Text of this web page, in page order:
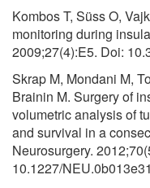
Kombos T, Süss O,
monitoring during
2009;27(4):E5. Doi:
Skrap M, Mondani M,
Brainin M. Surgery of
volumetric analysis of
and survival in a
Neurosurgery.
10.1227/